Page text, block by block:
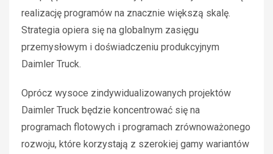
realizację programów na znacznie większą skalę.
Strategia opiera się na globalnym zasięgu
przemysłowym i doświadczeniu produkcyjnym
Daimler Truck.
Oprócz wysoce zindywidualizowanych projektów
Daimler Truck będzie koncentrować się na
programach flotowych i programach zrównoważonego
rozwoju, które korzystają z szerokiej gamy wariantów